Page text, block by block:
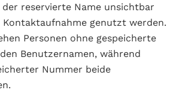
reservierte Name unsichtbar
genutzt werden.
Personen ohne gespeicherte
Benutzernamen, während
Nummer beide